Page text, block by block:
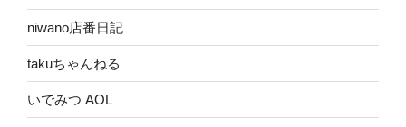
niwano店番日記
takuちゃんねる
いでみつ AOL